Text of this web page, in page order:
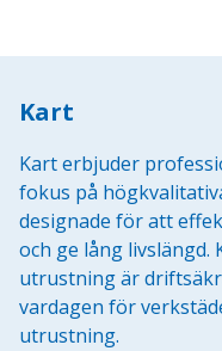
Kart
Kart erbjuder
fokus på
designade för att
och ge lång
utrustning är
vardagen för
utrustning.